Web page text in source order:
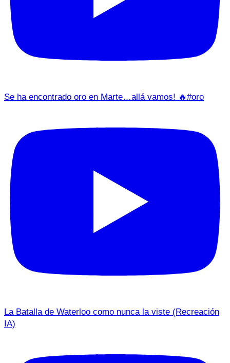
Se ha encontrado oro en Marte…allá vamos! 🔥#oro
La Batalla de Waterloo como nunca la viste (Recreación
IA)